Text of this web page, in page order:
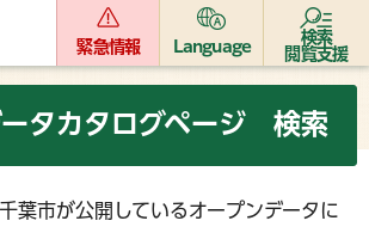
緊急情報 Language
検索
閲覧支援
ータカタログページ 検索
葉市が公開しているオープンデータに